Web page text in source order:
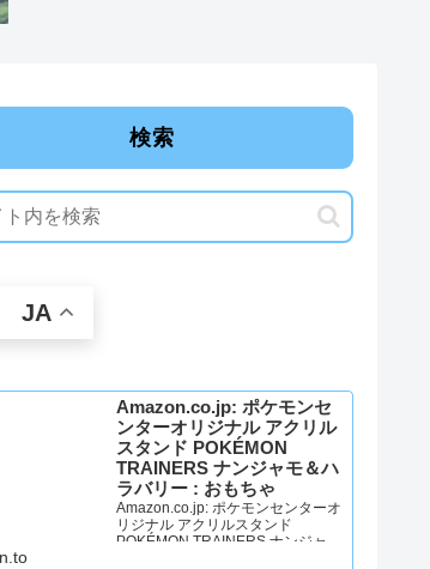
検索
JA
Amazon.co.jp: ポケモンセ
ンターオリジナル アクリル
スタンド POKÉMON
TRAINERS ナンジャモ＆ハ
ラバリー : おもちゃ
Amazon.co.jp: ポケモンセンターオ
リジナル アクリルスタンド
POKÉMON TRAINERS ナンジャモ